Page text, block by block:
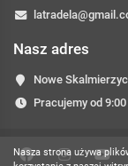
Nasza strona używa
Nasz adres
Nowe
Pracujemy od